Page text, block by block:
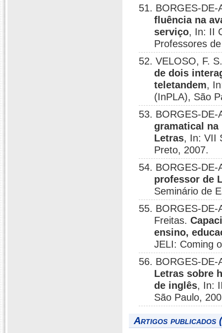
51. BORGES-
fluência na
serviço, In: II
Professores
52. VELOSO, F.
de dois
teletandem,
(InPLA), São
53. BORGES-
gramatical
Letras, In: VII
Preto, 2007.
54. BORGES-
professor de
Seminário de
55. BORGES-
Freitas.
ensino,
JELI: Coming
56. BORGES-
Letras sobre
de inglês, In:
São Paulo,
Artigos publicados